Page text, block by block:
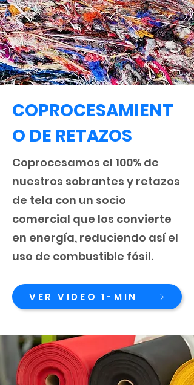
COPROCESAMIENT
O DE RETAZOS
Coprocesamos el 100% de
nuestros sobrantes y retazos
de tela con un socio
comercial que los convierte
en energía, reduciendo así el
uso de combustible fósil.
VER VIDEO 1-MIN